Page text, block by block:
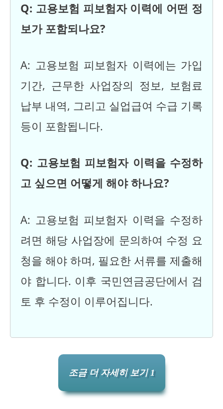
Q: 고용보험 피보험자 이력에 어떤 정
보가 포함되나요?
A: 고용보험 피보험자 이력에는 가입
기간, 근무한 사업장의 정보, 보험료
납부 내역, 그리고 실업급여 수급 기록
등이 포함됩니다.
Q: 고용보험 피보험자 이력을 수정하
고 싶으면 어떻게 해야 하나요?
A: 고용보험 피보험자 이력을 수정하
려면 해당 사업장에 문의하여 수정 요
청을 해야 하며, 필요한 서류를 제출해
야 합니다. 이후 국민연금공단에서 검
토 후 수정이 이루어집니다.
조금 더 자세히 보기 1